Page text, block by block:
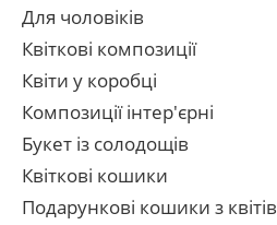
Для чоловіків
Квіткові композиції
Квіти у коробці
Композиції інтер'єрні
Букет із солодощів
Квіткові кошики
Подарункові кошики з квітів